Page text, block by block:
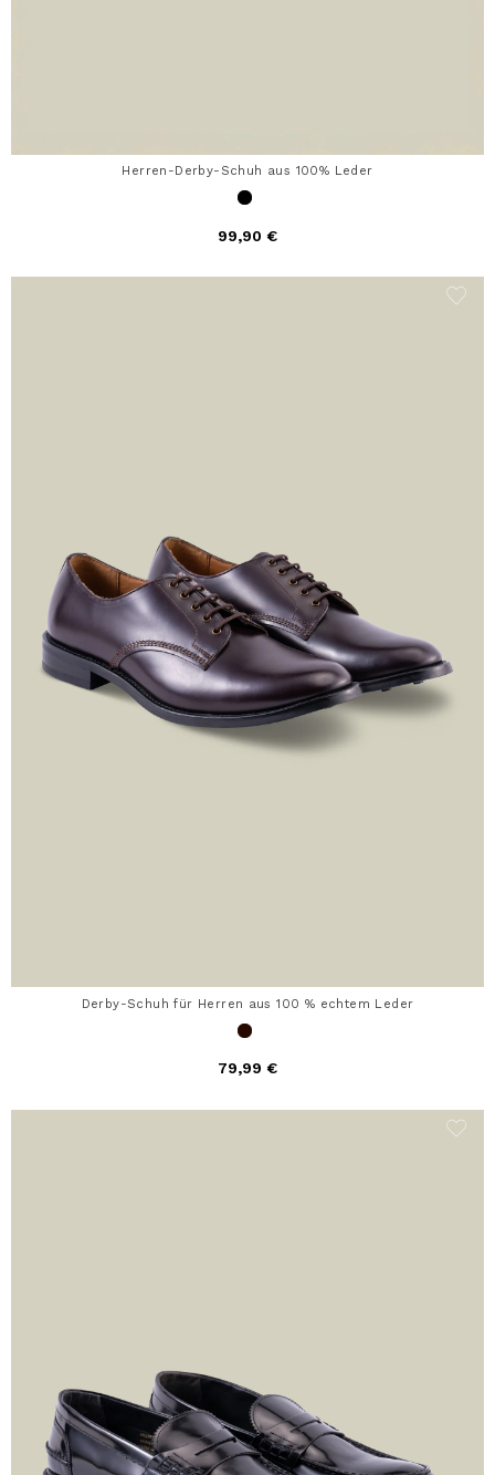
Herren-Derby-Schuh aus 100% Leder
99,90 €
Derby-Schuh für Herren aus 100 % echtem Leder
79,99 €